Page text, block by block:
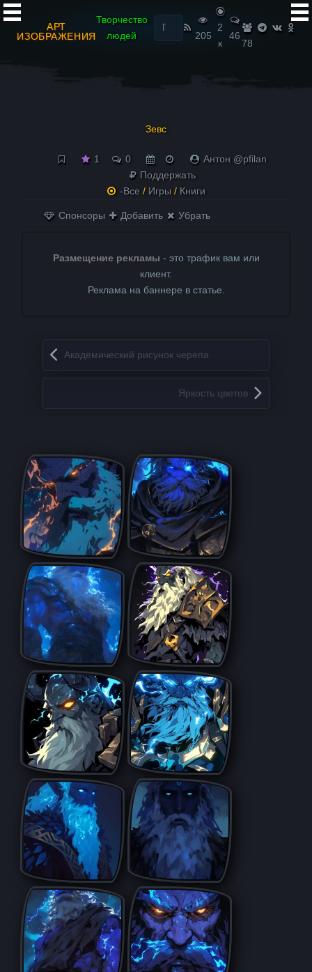
АРТ
ИЗОБРАЖЕНИЯ
Творчество
людей
Найти:
205
2
к
46
78
Зевс
1 0
Антон @pfilan
Поддержать
-Все / Игры / Книги
Спонсоры Добавить Убрать
Размещение рекламы - это трафик вам или
клиент.
Реклама на баннере в статье.
Запись навигация
Академический рисунок черепа
Яркость цветов